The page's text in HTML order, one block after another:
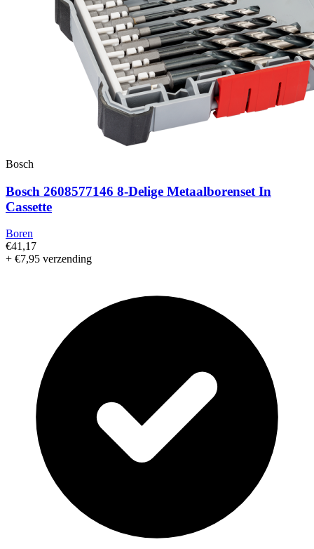
Bosch
Bosch 2608577146 8-Delige Metaalborenset In
Cassette
Boren
€41,17
+ €7,95 verzending